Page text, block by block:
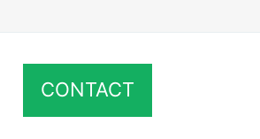
CONTACT